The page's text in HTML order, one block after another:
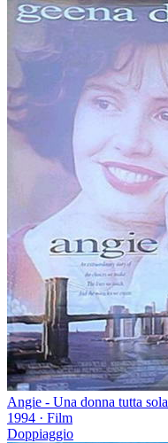
Angie - Una donna tutta sola
1994 · Film
Doppiaggio